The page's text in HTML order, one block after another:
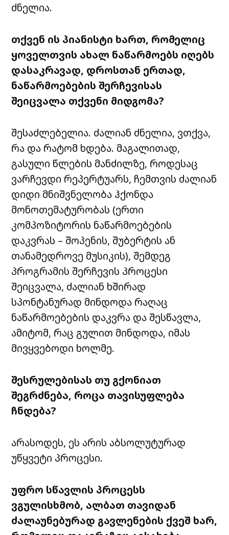
ძნელია.
თქვენ ის პიანისტი ხართ, რომელიც
ყოველთვის ახალ ნაწარმოებს იღებს
დასაკრავად, დროსთან ერთად,
ნაწარმოებების შერჩევისას
შეიცვალა თქვენი მიდგომა?
შესაძლებელია. ძალიან ძნელია, ვთქვა,
რა და რატომ ხდება. მაგალითად,
გასული წლების მანძილზე, როდესაც
ვარჩევდი რეპერტუარს, ჩემთვის ძალიან
დიდი მნიშვნელობა ჰქონდა
მონოთემატურობას (ერთი
კომპოზიტორის ნაწარმოებების
დაკვრას –შოპენის,შუბერტის ან
თანამედროვე მუსიკის),შემდეგ
პროგრამის შერჩევის პროცესი
შეიცვალა, ძალიან ხშირად
სპონტანურად მინდოდა რაღაც
ნაწარმოებების დაკვრა და შესწავლა,
ამიტომ, რაც გულით მინდოდა, იმას
მივყვებოდი ხოლმე.
შესრულებისას თუ გქონიათ
შეგრძნება, როცა თავისუფლება
ჩნდება?
არასოდეს, ეს არის აბსოლუტურად
უწყვეტი პროცესი.
უფრო სწავლის პროცესს
ვგულისხმობ, ალბათ თავიდან
ძალაუნებურად გავლენების ქვეშ ხარ,